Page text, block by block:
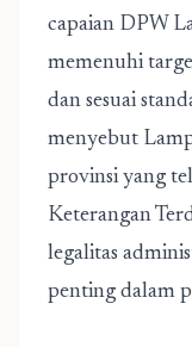
capaian DPW
memenuhi
dan sesuai
menyebut
provinsi yang
Keterangan
legalitas
penting dalam